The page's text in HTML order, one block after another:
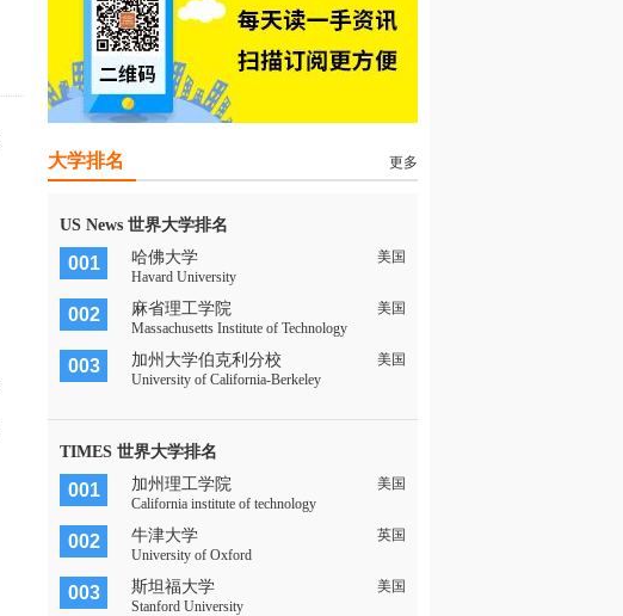
大学排名 更多
US News 世界大学排名
001 哈佛大学
美国
Havard University
002 麻省理工学院
美国
Massachusetts Institute of Technology
003 加州大学伯克利分校
美国
University of California-Berkeley
TIMES 世界大学排名
001 加州理工学院
美国
California institute of technology
002 牛津大学
英国
University of Oxford
003 斯坦福大学
美国
Stanford University